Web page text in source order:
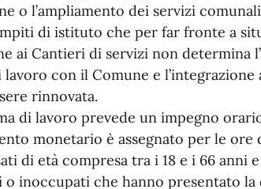
o l’ampliamento dei servizi
di istituto che per far fronte a
ai Cantieri di servizi non determina
con il Comune e
rinnovata.
di lavoro prevede un impegno
monetario è assegnato per le ore
di età compresa tra i 18 e i 66 anni
o inoccupati che hanno presentato